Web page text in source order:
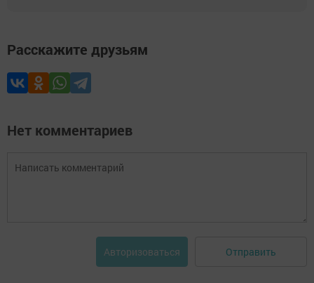
Расскажите друзьям
Нет комментариев
Авторизоваться Отправить